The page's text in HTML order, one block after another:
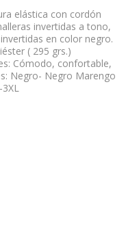
elástica con cordón
invertidas a tono,
en color negro.
( 295 grs.)
Cómodo, confortable,
Negro- Negro Marengo